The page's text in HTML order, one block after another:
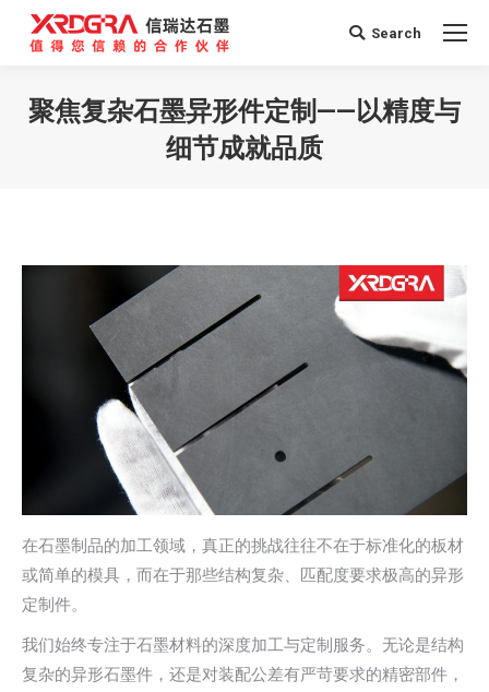
Search:
Search
聚焦复杂石墨异形件定制——以精度与
细节成就品质
在石墨制品的加工领域，真正的挑战往往不在于标准化的板材
或简单的模具，而在于那些结构复杂、匹配度要求极高的异形
定制件。
我们始终专注于石墨材料的深度加工与定制服务。无论是结构
复杂的异形石墨件，还是对装配公差有严苛要求的精密部件，